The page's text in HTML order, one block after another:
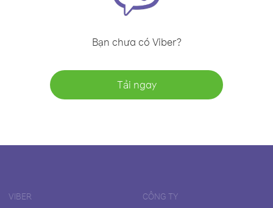
Bạn chưa có Viber?
Tải ngay
VIBER CÔNG TY